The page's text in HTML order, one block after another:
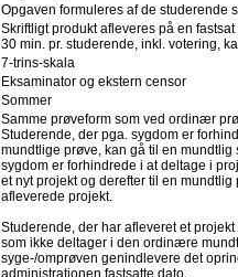
Opgaven formuleres af de studerende
Skriftligt produkt afleveres på en
30 min. pr. studerende, inkl. votering,
7-trins-skala
Eksaminator og ekstern censor
Sommer
Samme prøveform som ved ordinær
Studerende, der pga. sygdom er
mundtlige prøve, kan gå til en
sygdom er forhindrede i at deltage i
et nyt projekt og derefter til en
afleverede projekt.
Studerende, der har afleveret et
som ikke deltager i den ordinære
syge-/omprøven genindlevere det
administrationen fastsatte dato.